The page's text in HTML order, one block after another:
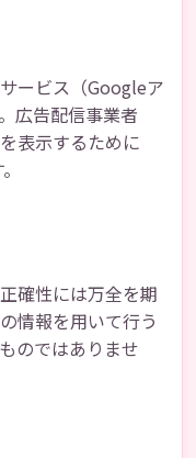
ービス（Googleア
広告配信事業者
表示するために
確性には万全を期
情報を用いて行う
のではありませ